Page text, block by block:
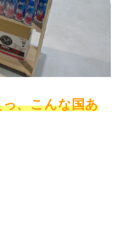
っ、こんな国あ